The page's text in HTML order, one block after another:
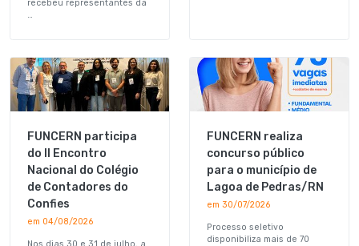
recebeu representantes da
…
FUNCERN participa
do II Encontro
Nacional do Colégio
de Contadores do
Confies
em 04/08/2026
Nos dias 30 e 31 de julho, a
FUNCERN realiza
concurso público
para o município de
Lagoa de Pedras/RN
em 30/07/2026
Processo seletivo
disponibiliza mais de 70